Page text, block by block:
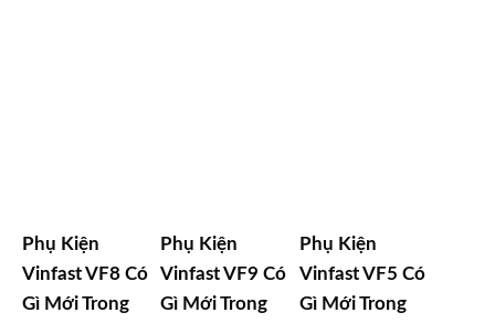
Phụ Kiện
Vinfast VF8 Có
Gì Mới Trong
Phụ Kiện
Vinfast VF9 Có
Gì Mới Trong
Phụ Kiện
Vinfast VF5 Có
Gì Mới Trong